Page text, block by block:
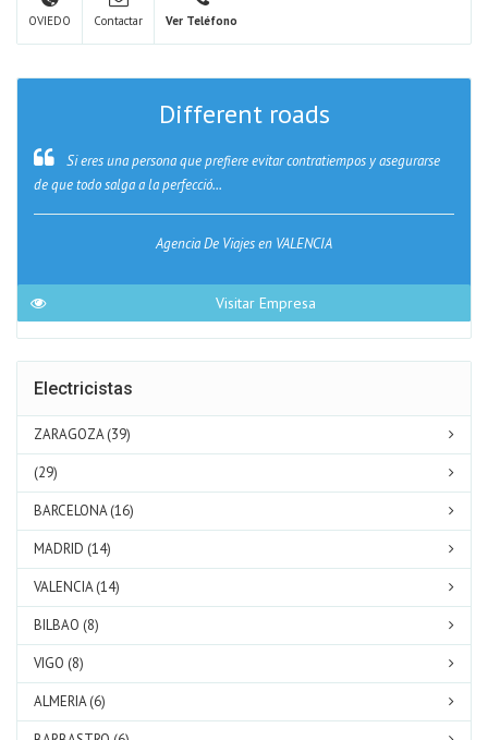
OVIEDO Contactar Ver Teléfono
Different roads
Si eres una persona que prefiere evitar contratiempos y asegurarse
de que todo salga a la perfecció...
Agencia De Viajes en VALENCIA
Visitar Empresa
Electricistas
ZARAGOZA (39)
(29)
BARCELONA (16)
MADRID (14)
VALENCIA (14)
BILBAO (8)
VIGO (8)
ALMERIA (6)